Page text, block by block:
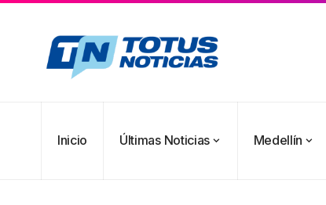
Inicio Últimas Noticias Medellín